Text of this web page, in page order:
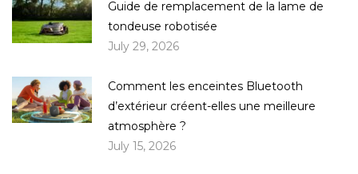
Guide de remplacement de la lame de
tondeuse robotisée
July 29, 2026
Comment les enceintes Bluetooth
d’extérieur créent-elles une meilleure
atmosphère ?
July 15, 2026